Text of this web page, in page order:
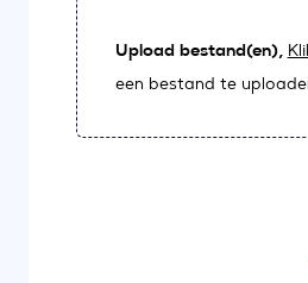
Upload bestand(en),
een bestand te